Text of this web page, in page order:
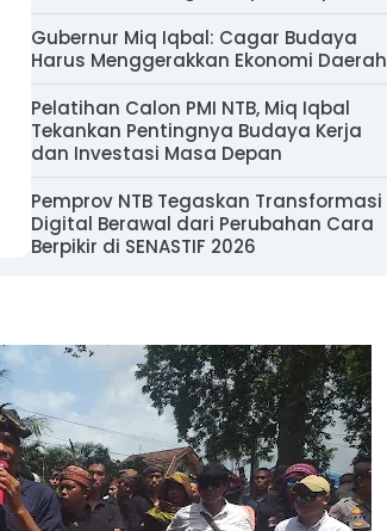
Gubernur Miq Iqbal: Cagar Budaya
Harus Menggerakkan Ekonomi Daerah
Pelatihan Calon PMI NTB, Miq Iqbal
Tekankan Pentingnya Budaya Kerja
dan Investasi Masa Depan
Pemprov NTB Tegaskan Transformasi
Digital Berawal dari Perubahan Cara
Berpikir di SENASTIF 2026